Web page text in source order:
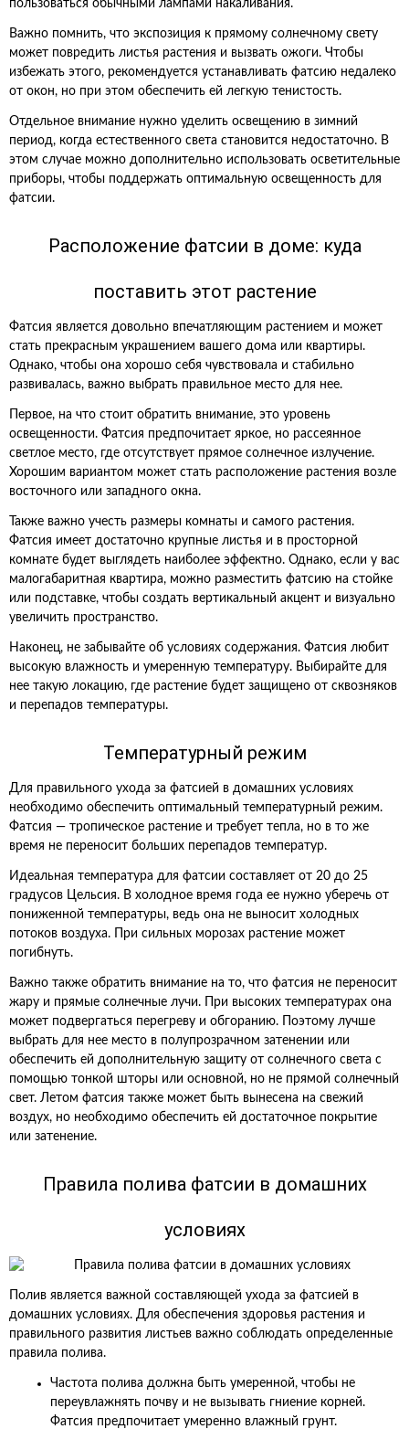
пользоваться обычными лампами накаливания.
Важно помнить, что экспозиция к прямому солнечному свету
может повредить листья растения и вызвать ожоги. Чтобы
избежать этого, рекомендуется устанавливать фатсию недалеко
от окон, но при этом обеспечить ей легкую тенистость.
Отдельное внимание нужно уделить освещению в зимний
период, когда естественного света становится недостаточно. В
этом случае можно дополнительно использовать осветительные
приборы, чтобы поддержать оптимальную освещенность для
фатсии.
Расположение фатсии в доме: куда
поставить этот растение
Фатсия является довольно впечатляющим растением и может
стать прекрасным украшением вашего дома или квартиры.
Однако, чтобы она хорошо себя чувствовала и стабильно
развивалась, важно выбрать правильное место для нее.
Первое, на что стоит обратить внимание, это уровень
освещенности. Фатсия предпочитает яркое, но рассеянное
светлое место, где отсутствует прямое солнечное излучение.
Хорошим вариантом может стать расположение растения возле
восточного или западного окна.
Также важно учесть размеры комнаты и самого растения.
Фатсия имеет достаточно крупные листья и в просторной
комнате будет выглядеть наиболее эффектно. Однако, если у вас
малогабаритная квартира, можно разместить фатсию на стойке
или подставке, чтобы создать вертикальный акцент и визуально
увеличить пространство.
Наконец, не забывайте об условиях содержания. Фатсия любит
высокую влажность и умеренную температуру. Выбирайте для
нее такую локацию, где растение будет защищено от сквозняков
и перепадов температуры.
Температурный режим
Для правильного ухода за фатсией в домашних условиях
необходимо обеспечить оптимальный температурный режим.
Фатсия — тропическое растение и требует тепла, но в то же
время не переносит больших перепадов температур.
Идеальная температура для фатсии составляет от 20 до 25
градусов Цельсия. В холодное время года ее нужно уберечь от
пониженной температуры, ведь она не выносит холодных
потоков воздуха. При сильных морозах растение может
погибнуть.
Важно также обратить внимание на то, что фатсия не переносит
жару и прямые солнечные лучи. При высоких температурах она
может подвергаться перегреву и обгоранию. Поэтому лучше
выбрать для нее место в полупрозрачном затенении или
обеспечить ей дополнительную защиту от солнечного света с
помощью тонкой шторы или основной, но не прямой солнечный
свет. Летом фатсия также может быть вынесена на свежий
воздух, но необходимо обеспечить ей достаточное покрытие
или затенение.
Правила полива фатсии в домашних
условиях
Полив является важной составляющей ухода за фатсией в
домашних условиях. Для обеспечения здоровья растения и
правильного развития листьев важно соблюдать определенные
правила полива.
Частота полива должна быть умеренной, чтобы не
переувлажнять почву и не вызывать гниение корней.
Фатсия предпочитает умеренно влажный грунт.